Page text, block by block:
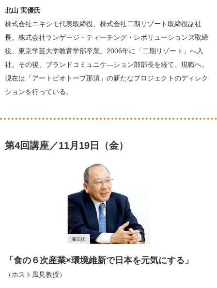
北山 実優氏
株式会社ニキシモ代表取締役。株式会社二期リゾート取締役副社
長。株式会社ランゲージ・ティーチング・レボリューションズ取締
役。東京学芸大学教育学部卒業。2006年に「二期リゾート」へ入
社。その後、ブランドコミュニケ―ション部部長を経て、現職へ。
現在は「アートビオトープ那須」の新たなプロジェクトのディレク
ションを行っている。
第4回講座／11月19日（金）
「食の６次産業×環境維新で日本を元気にする」
（ホスト風見教授）